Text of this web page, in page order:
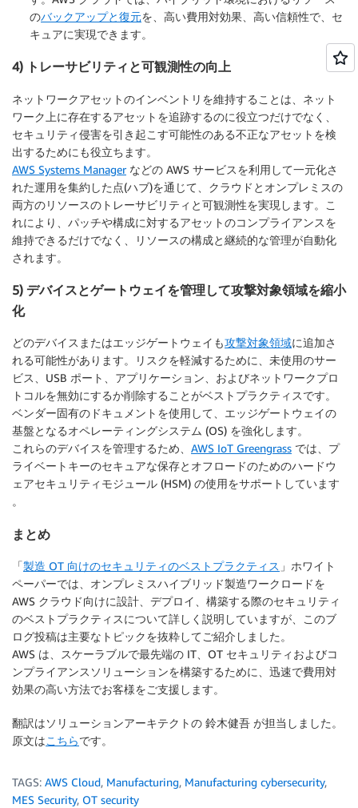
のバックアップと復元を、高い費用対効果、高い信頼性で、セ
キュアに実現できます。
4) トレーサビリティと可観測性の向上
ネットワークアセットのインベントリを維持することは、ネット
ワーク上に存在するアセットを追跡するのに役立つだけでなく、
セキュリティ侵害を引き起こす可能性のある不正なアセットを検
出するためにも役立ちます。
AWS Systems Managerなどの AWS サービスを利用して一元化さ
れた運用を集約した点(ハブ)を通じて、クラウドとオンプレミスの
両方のリソースのトレーサビリティと可観測性を実現します。こ
れにより、パッチや構成に対するアセットのコンプライアンスを
維持できるだけでなく、リソースの構成と継続的な管理が自動化
されます。
5) デバイスとゲートウェイを管理して攻撃対象領域を縮小
化
どのデバイスまたはエッジゲートウェイも攻撃対象領域に追加さ
れる可能性があります。リスクを軽減するために、未使用のサー
ビス、USB ポート、アプリケーション、およびネットワークプロ
トコルを無効にするか削除することがベストプラクティスです。
ベンダー固有のドキュメントを使用して、エッジゲートウェイの
基盤となるオペレーティングシステム (OS) を強化します。
これらのデバイスを管理するため、 AWS IoT Greengrass では、プ
ライベートキーのセキュアな保存とオフロードのためのハードウ
ェアセキュリティモジュール (HSM) の使用をサポートしています
。
まとめ
「製造 OT 向けのセキュリティのベストプラクティス 」ホワイト
ペーパーでは、オンプレミスハイブリッド製造ワークロードを
AWS クラウド向けに設計、デプロイ、構築する際のセキュリティ
のベストプラクティスについて詳しく説明していますが、このブ
ログ投稿は主要なトピックを抜粋してご紹介しました。
AWS は、スケーラブルで最先端の IT、OT セキュリティおよびコ
ンプライアンスソリューションを構築するために、迅速で費用対
効果の高い方法でお客様をご支援します。
翻訳はソリューションアーキテクトの 鈴木健吾 が担当しました。
原文はこちらです。
TAGS: AWS Cloud, Manufacturing, Manufacturing cybersecurity,
MES Security, OT security